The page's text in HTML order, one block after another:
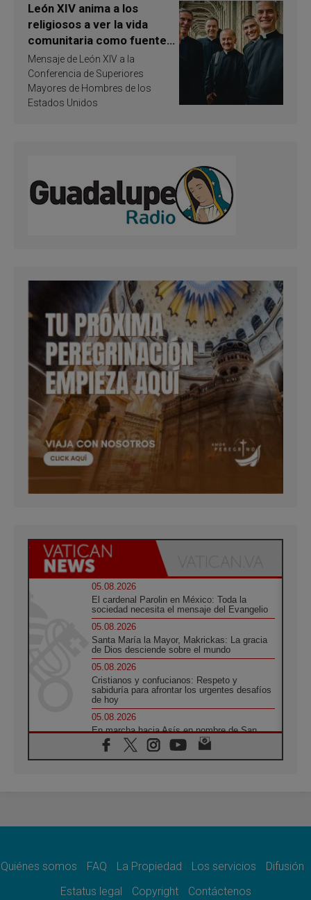
León XIV anima a los
religiosos a ver la vida
comunitaria como fuente
de inspiración y
santificación
Mensaje de León XIV a la
Conferencia de Superiores
Mayores de Hombres de los
Estados Unidos
05.08.2026
El cardenal Parolin en México: Toda la
sociedad necesita el mensaje del Evangelio
05.08.2026
Santa María la Mayor, Makrickas: La gracia
de Dios desciende sobre el mundo
05.08.2026
Cristianos y confucianos: Respeto y
sabiduría para afrontar los urgentes desafíos
de hoy
05.08.2026
En marcha hacia Asís en nombre de San
Francisco, a la espera de León
05.08.2026
quienes bendicen la guerra
Ucrania: Ataque masivo en Kyiv durante la
Quiénes somos FAQ La Propiedad Los servicios
Difusión
Estatus legal
Copyright Contáctenos